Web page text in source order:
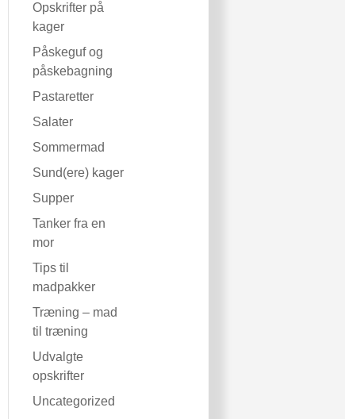
Opskrifter på
kager
Påskeguf og
påskebagning
Pastaretter
Salater
Sommermad
Sund(ere) kager
Supper
Tanker fra en
mor
Tips til
madpakker
Træning – mad
til træning
Udvalgte
opskrifter
Uncategorized